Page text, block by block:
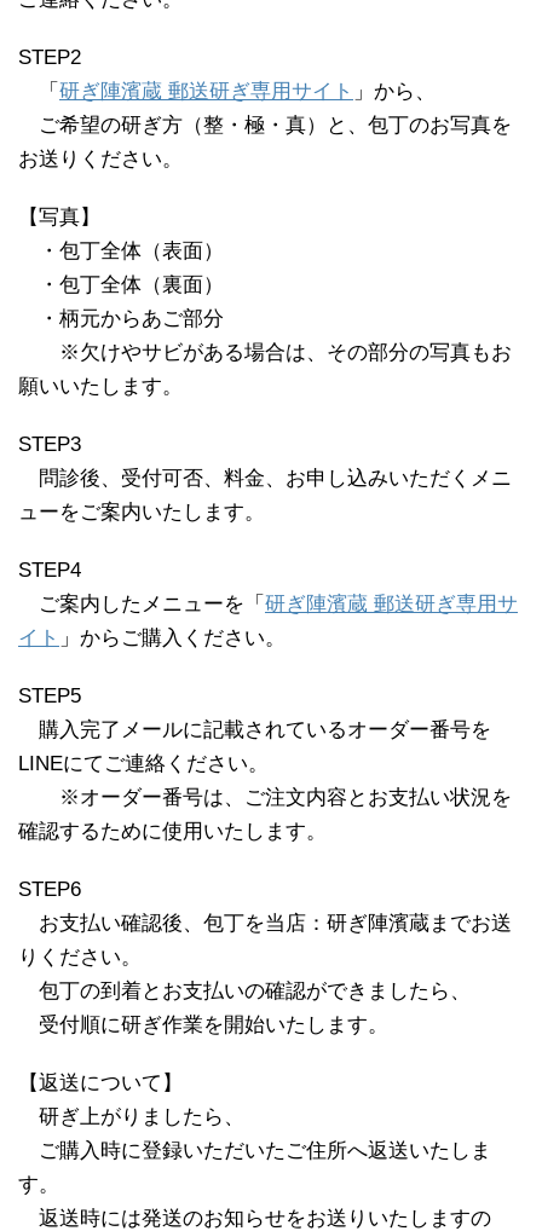
STEP2
「 研ぎ陣濱蔵 郵送研ぎ専用サイト 」から、
ご希望の研ぎ方（整・極・真）と、包丁のお写真を
お送りください。
【写真】
・包丁全体（表面）
・包丁全体（裏面）
・柄元からあご部分
※欠けやサビがある場合は、その部分の写真もお
願いいたします。
STEP3
問診後、受付可否、料金、お申し込みいただくメニ
ューをご案内いたします。
STEP4
ご案内したメニューを「 研ぎ陣濱蔵 郵送研ぎ専用サ
イト 」からご購入ください。
STEP5
購入完了メールに記載されているオーダー番号を
LINEにてご連絡ください。
※オーダー番号は、ご注文内容とお支払い状況を
確認するために使用いたします。
STEP6
お支払い確認後、包丁を当店：研ぎ陣濱蔵までお送
りください。
包丁の到着とお支払いの確認ができましたら、
受付順に研ぎ作業を開始いたします。
【返送について】
研ぎ上がりましたら、
ご購入時に登録いただいたご住所へ返送いたしま
す。
返送時には発送のお知らせをお送りいたしますの